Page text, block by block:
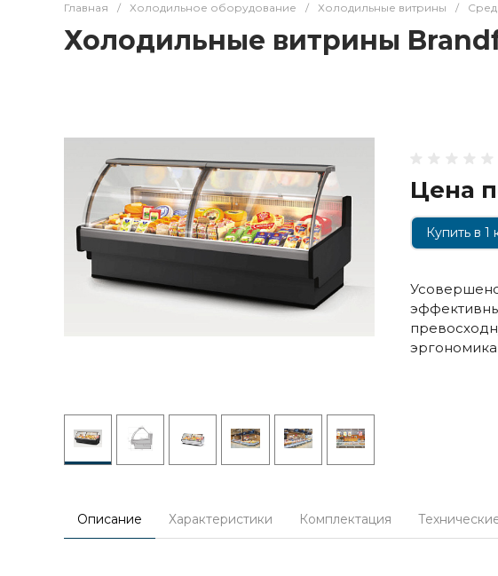
Главная / Холодильное оборудование / Холодильные витрины /
Холодильные витрины
Цена
Купить в 1
Описание Характеристики Комплектация